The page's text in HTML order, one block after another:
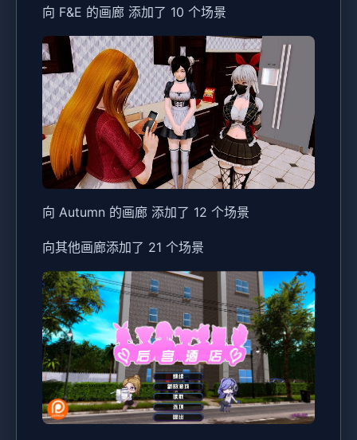
向 F&E 的画廊 添加了 10 个场景
向 Autumn 的画廊 添加了 12 个场景
向其他画廊添加了 21 个场景